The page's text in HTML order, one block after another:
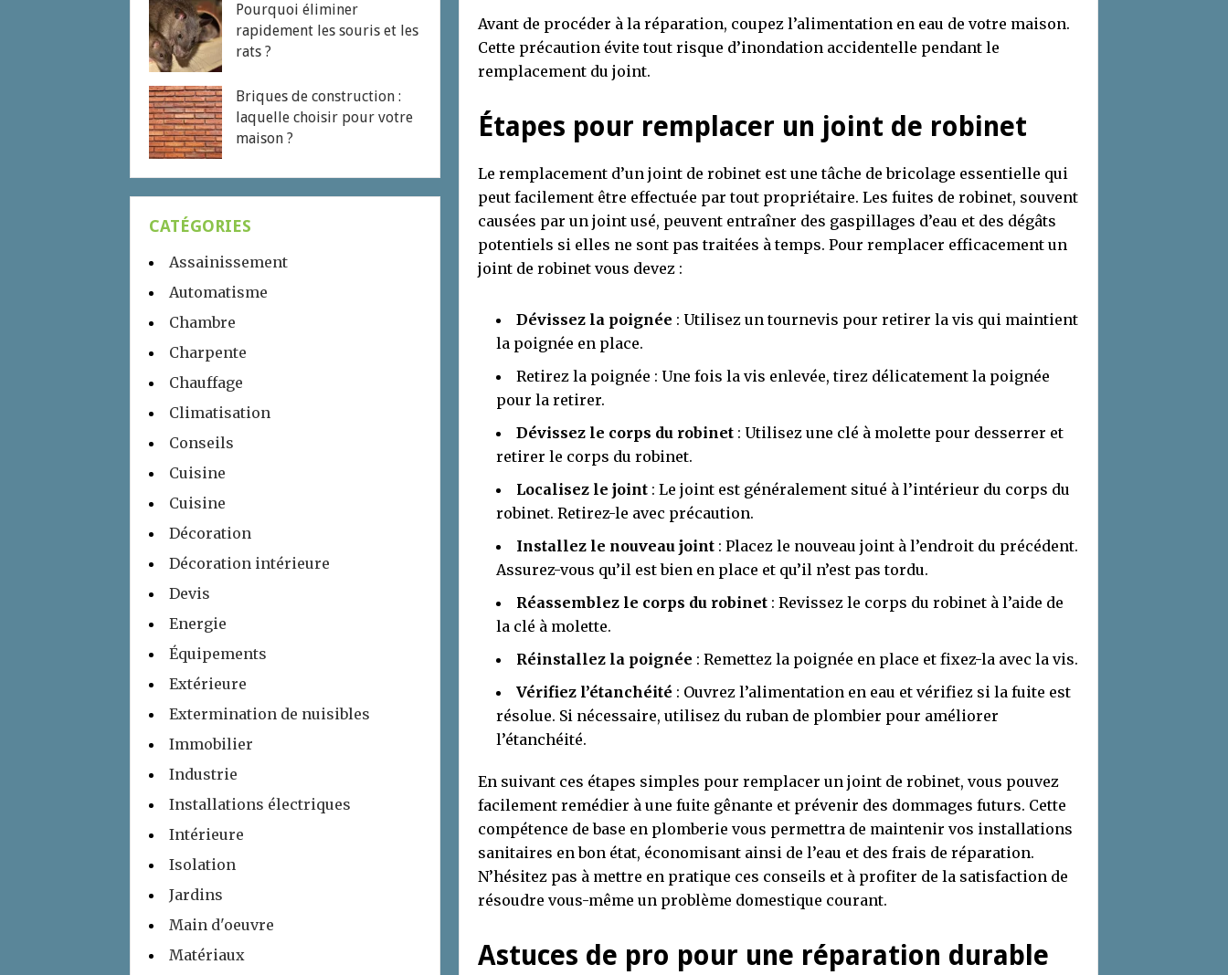
Avant de procéder à la réparation, coupez l’alimentation en eau de votre maison.
Cette précaution évite tout risque d’inondation accidentelle pendant le
remplacement du joint.
Étapes pour remplacer un joint de robinet
Le remplacement d’un joint de robinet est une tâche de bricolage essentielle qui
peut facilement être effectuée par tout propriétaire. Les fuites de robinet, souvent
causées par un joint usé, peuvent entraîner des gaspillages d’eau et des dégâts
potentiels si elles ne sont pas traitées à temps. Pour remplacer efficacement un
joint de robinet vous devez :
Dévissez la poignée : Utilisez un tournevis pour retirer la vis qui maintient
la poignée en place.
Retirez la poignée : Une fois la vis enlevée, tirez délicatement la poignée
pour la retirer.
Dévissez le corps du robinet : Utilisez une clé à molette pour desserrer et
retirer le corps du robinet.
Localisez le joint : Le joint est généralement situé à l’intérieur du corps du
robinet. Retirez-le avec précaution.
Installez le nouveau joint : Placez le nouveau joint à l’endroit du précédent.
Assurez-vous qu’il est bien en place et qu’il n’est pas tordu.
Réassemblez le corps du robinet : Revissez le corps du robinet à l’aide de
la clé à molette.
Réinstallez la poignée : Remettez la poignée en place et fixez-la avec la vis.
Vérifiez l’étanchéité : Ouvrez l’alimentation en eau et vérifiez si la fuite est
résolue. Si nécessaire, utilisez du ruban de plombier pour améliorer
l’étanchéité.
En suivant ces étapes simples pour remplacer un joint de robinet, vous pouvez
facilement remédier à une fuite gênante et prévenir des dommages futurs. Cette
compétence de base en plomberie vous permettra de maintenir vos installations
sanitaires en bon état, économisant ainsi de l’eau et des frais de réparation.
N’hésitez pas à mettre en pratique ces conseils et à profiter de la satisfaction de
résoudre vous-même un problème domestique courant.
Astuces de pro pour une réparation durable
Pourquoi éliminer
rapidement les souris et les
rats ?
Briques de construction :
laquelle choisir pour votre
maison ?
CATÉGORIES
Assainissement
Automatisme
Chambre
Charpente
Chauffage
Climatisation
Conseils
Cuisine
Cuisine
Décoration
Décoration intérieure
Devis
Energie
Équipements
Extérieure
Extermination de nuisibles
Immobilier
Industrie
Installations électriques
Intérieure
Isolation
Jardins
Main d'oeuvre
Matériaux